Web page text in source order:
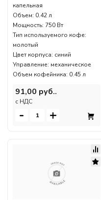
капельная
Объем: 0.42 л
Мощность: 750 Вт
Тип используемого кофе:
молотый
Цвет корпуса: синий
Управление: механическое
Объем кофейника: 0.45 л
91,00 руб..
c НДС
- +